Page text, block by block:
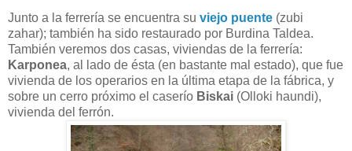
Junto a la ferrería se encuentra su viejo puente (zubi
zahar); también ha sido restaurado por Burdina Taldea.
También veremos dos casas, viviendas de la ferrería:
Karponea, al lado de ésta (en bastante mal estado), que fue
vivienda de los operarios en la última etapa de la fábrica, y
sobre un cerro próximo el caserío Biskai (Olloki haundi),
vivienda del ferrón.